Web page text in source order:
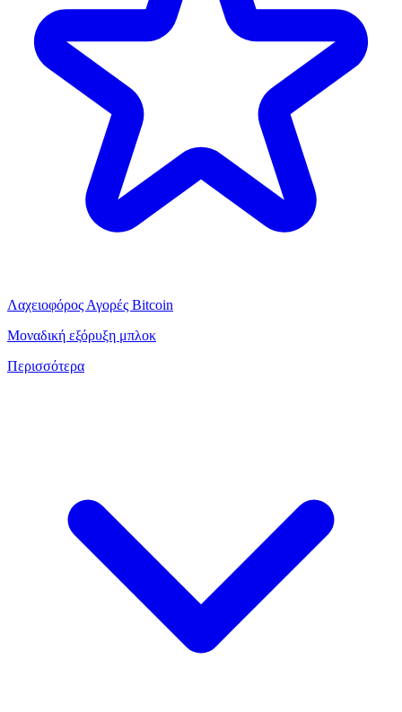
Λαχειοφόρος Αγορές Bitcoin
Μοναδική εξόρυξη μπλοκ
Περισσότερα